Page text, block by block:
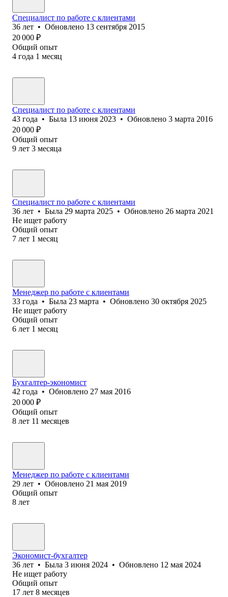
Специалист по работе с клиентами
36 лет • Обновлено 13 сентября 2015
20 000 ₽
Общий опыт
4 года 1 месяц
Специалист по работе с клиентами
43 года • Была 13 июня 2023 • Обновлено 3 марта 2016
20 000 ₽
Общий опыт
9 лет 3 месяца
Специалист по работе с клиентами
36 лет • Была 29 марта 2025 • Обновлено 26 марта 2021
Не ищет работу
Общий опыт
7 лет 1 месяц
Менеджер по работе с клиентами
33 года • Была 23 марта • Обновлено 30 октября 2025
Не ищет работу
Общий опыт
6 лет 1 месяц
Бухгалтер-экономист
42 года • Обновлено 27 мая 2016
20 000 ₽
Общий опыт
8 лет 11 месяцев
Менеджер по работе с клиентами
29 лет • Обновлено 21 мая 2019
Общий опыт
8 лет
Экономист-бухгалтер
36 лет • Была 3 июня 2024 • Обновлено 12 мая 2024
Не ищет работу
Общий опыт
17 лет 8 месяцев